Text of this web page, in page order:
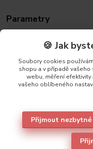
Parametry
🍪 Jak
Soubory cookies
shopu a v případě
webu, měření efektivity
vašeho oblíbeného
Přijmout nezbytné